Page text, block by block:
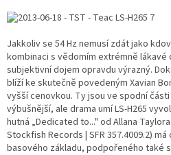
Jakkoliv se 54 Hz nemusí zdát jako
kombinaci s vědomím extrémně lákavé
subjektivní dojem opravdu výrazný.
blíží ke skutečně povedeným Xavian
vyšší cenovkou. Ty jsou ve spodní
výbušnější, ale drama umí LS-H265
hutná „Dedicated to..." od Allana
Stockfish Records | SFR 357.4009.2)
basového základu, podpořeného také